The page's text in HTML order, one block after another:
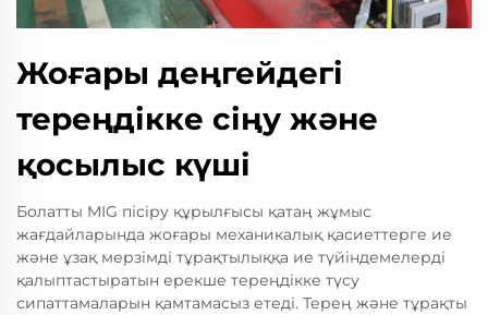
Жоғары деңгейдегі
тереңдікке сіңу және
қосылыс күші
Болатты MIG пісіру құрылғысы қатаң жұмыс
жағдайларында жоғары механикалық қасиеттерге ие
және ұзақ мерзімді тұрақтылыққа ие түйіндемелерді
қалыптастыратын ерекше тереңдікке түсу
сипаттамаларын қамтамасыз етеді. Терең және тұрақты